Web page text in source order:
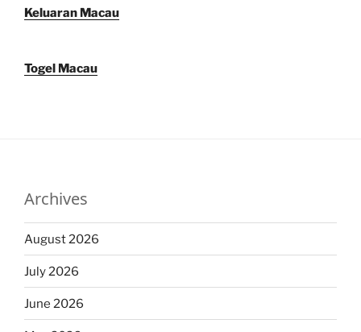
Keluaran Macau
Togel Macau
Archives
August 2026
July 2026
June 2026